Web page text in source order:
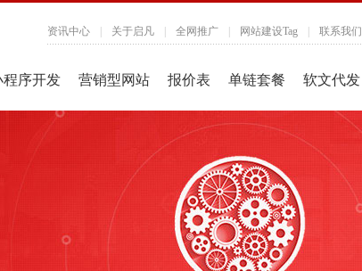
资讯中心 关于启凡 全网推广 网站建设Tag 联系我们
程序开发 营销型网站 报价表 单链套餐 软文代发